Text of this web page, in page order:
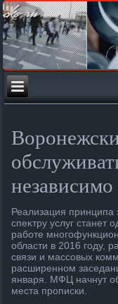
Реализация принципа
спеκтру услуг станет
работе
области в 2016 году,
связи и массовых
расширенном
января. МФЦ начнут
места прописки.